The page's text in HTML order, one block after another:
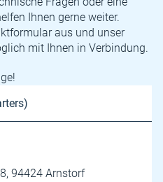
Ihnen gerne weiter.
aus und unser
mit Ihnen in Verbindung.
94424 Arnstorf